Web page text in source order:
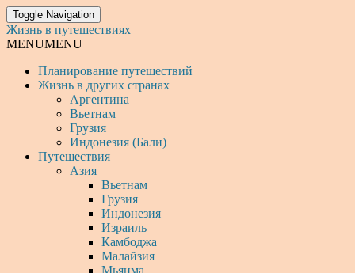
Toggle Navigation
Жизнь в путешествиях
MENUMENU
Планирование путешествий
Жизнь в других странах
Аргентина
Вьетнам
Грузия
Индонезия (Бали)
Путешествия
Азия
Вьетнам
Грузия
Индонезия
Израиль
Камбоджа
Малайзия
Мьянма